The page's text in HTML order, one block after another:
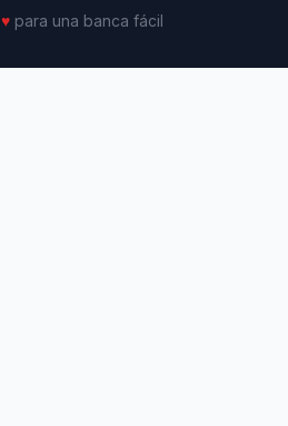
♥para una banca fácil